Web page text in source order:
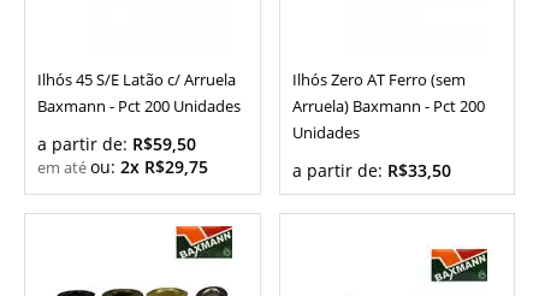
Ilhós 45 S/E Latão c/ Arruela
Baxmann - Pct 200 Unidades
a partir de: R$59,50
ou: 2x R$29,75
Ilhós Zero AT Ferro (sem
Arruela) Baxmann - Pct 200
Unidades
a partir de: R$33,50